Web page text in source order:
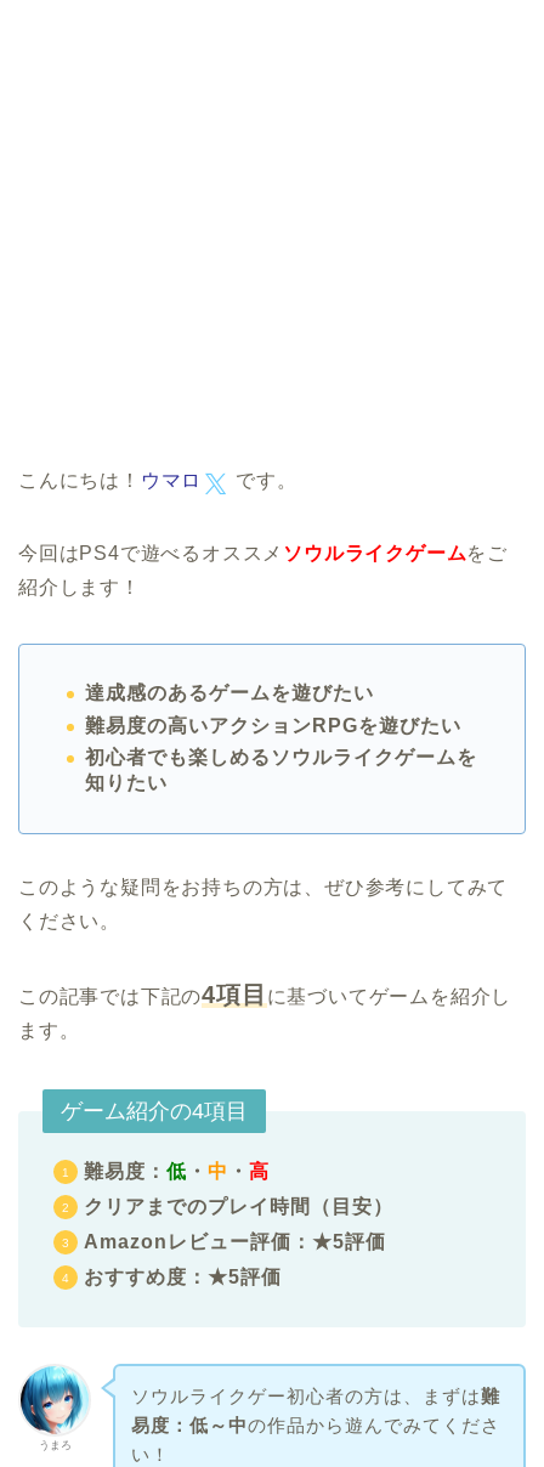
こんにちは！ ウマロ です。
今回はPS4で遊べるオススメ ソウルライクゲームをご
紹介します！
達成感のあるゲームを遊びたい
難易度の高いアクションRPGを遊びたい
初心者でも楽しめるソウルライクゲームを
知りたい
このような疑問をお持ちの方は、ぜひ参考にしてみて
ください。
この記事では下記の4項目 に基づいてゲームを紹介し
ます。
ゲーム紹介の4項目
難易度： 低 ・ 中 ・ 高
クリアまでのプレイ時間（目安）
Amazonレビュー評価：★5評価
おすすめ度：★5評価
うまろ
ソウルライクゲー初心者の方は、まずは難
易度：低～中の作品から遊んでみてくださ
い！